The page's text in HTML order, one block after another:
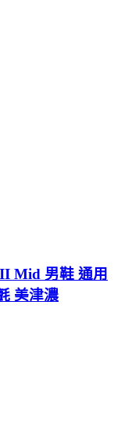
Mid 男鞋 通用
美津濃